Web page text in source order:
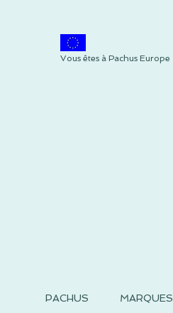
Vous êtes à Pachus Europe
PACHUS MARQUES